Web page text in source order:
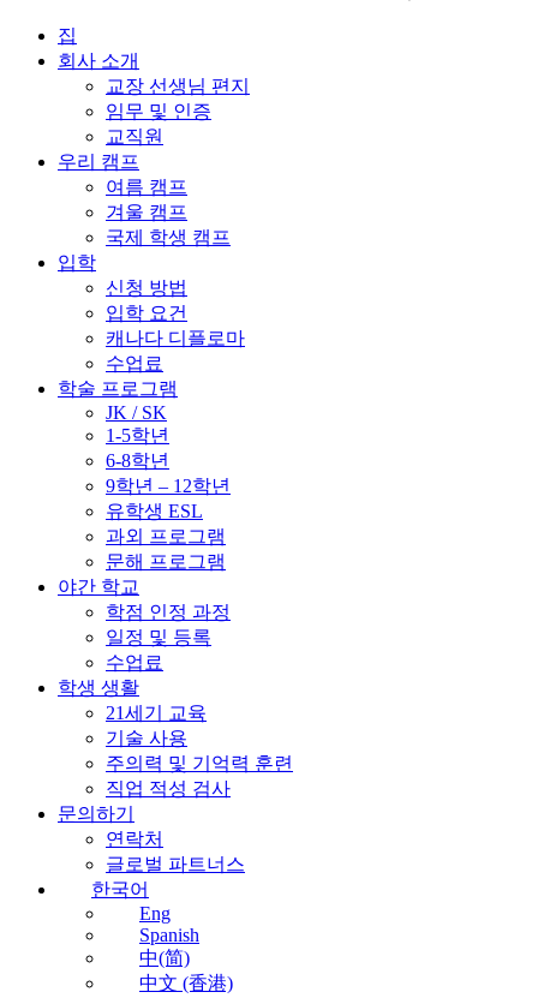
집
회사 소개
교장 선생님 편지
임무 및 인증
교직원
우리 캠프
여름 캠프
겨울 캠프
국제 학생 캠프
입학
신청 방법
입학 요건
캐나다 디플로마
수업료
학술 프로그램
JK / SK
1-5학년
6-8학년
9학년 – 12학년
유학생 ESL
과외 프로그램
문해 프로그램
야간 학교
학점 인정 과정
일정 및 등록
수업료
학생 생활
21세기 교육
기술 사용
주의력 및 기억력 훈련
직업 적성 검사
문의하기
연락처
글로벌 파트너스
한국어
Eng
Spanish
中(简)
中文 (香港)